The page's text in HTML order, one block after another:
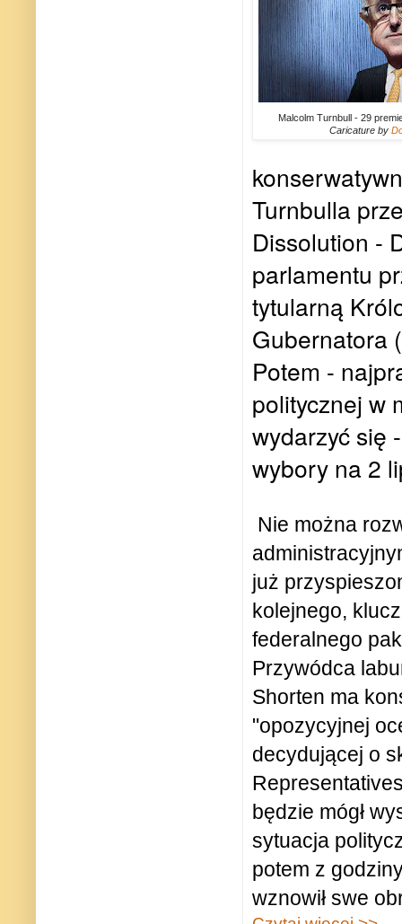
Malcolm Turnbull - 29
Caricature by
Turnbulla
Dissolution -
parlamentu
tytularną
Gubernatora
Potem -
politycznej w
wydarzyć się
wybory na 2
Nie można
już
kolejnego,
federalnego
Przywódca
Shorten ma
"opozycyjnej
decydującej o
będzie mógł
sytuacja
potem z
wznowił swe